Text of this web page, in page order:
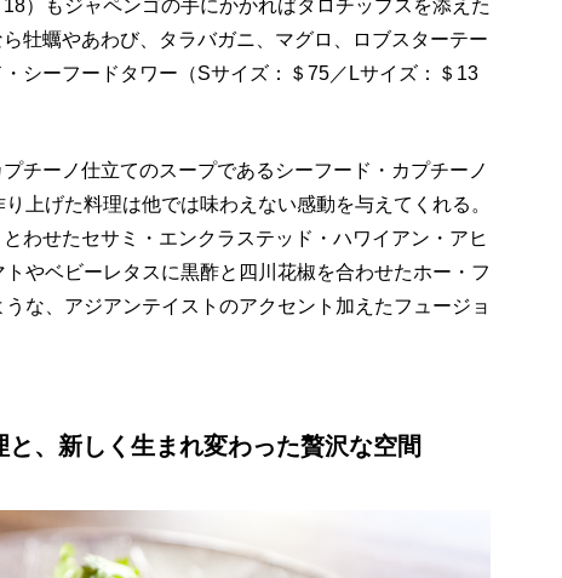
）もジャペンゴの手にかかればタロチップスを添えた
牡蠣やあわび、タラバガニ、マグロ、ロブスターテー
シーフードタワー（Sサイズ：＄75／Lサイズ：＄13
チーノ仕立てのスープであるシーフード・カプチーノ
上げた料理は他では味わえない感動を与えてくれる。
わせたセサミ・エンクラステッド・ハワイアン・アヒ
やベビーレタスに黒酢と四川花椒を合わせたホー・フ
な、アジアンテイストのアクセント加えたフュージョ
、新しく生まれ変わった贅沢な空間